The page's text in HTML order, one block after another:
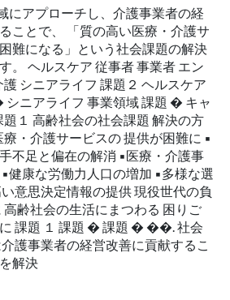
にアプローチし、介護事業者の経
ことで、 「質の高い医療・介護サ
難になる」という社会課題の解決
。 ヘルスケア 従事者 事業者 エン
護 シニアライフ 課題２ ヘルスケア
シニアライフ 事業領域 課題 � キャ
題１ 高齢社会の社会課題 解決の方
療・介護サービスの 提供が困難に ▪
不足と偏在の解消 ▪医療・介護事
健康な労働力人口の増加 ▪多様な選
意思決定情報の提供 現役世代の負
高齢社会の生活にまつわる 困りご
課題 １ 課題 � 課題 � ��. 社会
護事業者の経営改善に貢献するこ
解決